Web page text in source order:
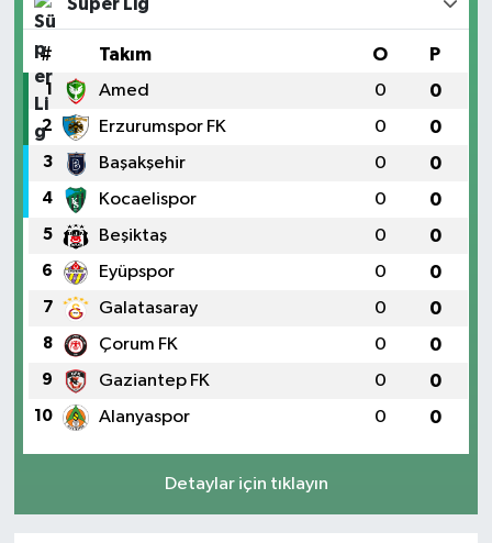
Süper Lig
# Takım O P
1 Amed 0 0
2 Erzurumspor FK 0 0
3 Başakşehir 0 0
4 Kocaelispor 0 0
5 Beşiktaş 0 0
6 Eyüpspor 0 0
7 Galatasaray 0 0
8 Çorum FK 0 0
9 Gaziantep FK 0 0
10 Alanyaspor 0 0
Detaylar için tıklayın